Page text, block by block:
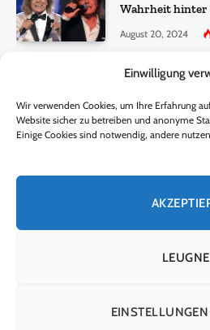
Einwilligung
Wir verwenden Cookies, um Ihre Erfahrung
Website sicher zu betreiben und anonyme
Einige Cookies sind notwendig, andere
Wahrheit hinter
August 20, 2024
Ralf Dammasch
June 26, 2024
hinter den
October 5, 2024
HEIM ÜBER UNS